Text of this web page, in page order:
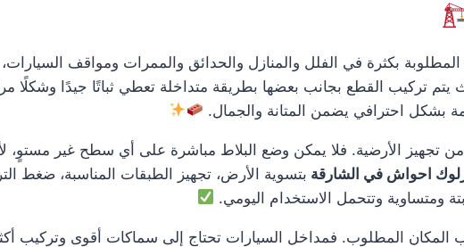
بكثرة في الفلل والمنازل والحدائق والممرات ومواقف السيارات،
يتم تركيب القطع بجانب بعضها بطريقة متداخلة تعطي ثباتًا جيدًا وشكلًا
بشكل احترافي يضمن المتانة والجمال.
من تجهيز الأرضية. فلا يمكن وضع البلاط مباشرة على أي سطح غير مستوٍ،
احواش في الشارقة بتسوية الأرض، تجهيز الطبقات المناسبة، ضغط
ومتساوية وتتحمل الاستخدام اليومي.
المطلوب. فمداخل السيارات تحتاج إلى سماكات أقوى وتركيب أكثر